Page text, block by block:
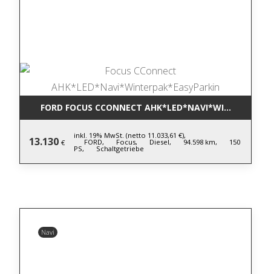
FORD FOCUS CCONNECT
13.130 €
inkl. 19% MwSt. (netto 11.033,61 €),
FORD, Focus, Diesel, 94.598 km, 150
PS, Schaltgetriebe
Navi